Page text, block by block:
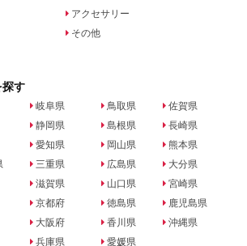
アクセサリー
その他
す
岐阜県
静岡県
愛知県
三重県
滋賀県
京都府
大阪府
兵庫県
鳥取県
島根県
岡山県
広島県
山口県
徳島県
香川県
愛媛県
佐賀県
長崎県
熊本県
大分県
宮崎県
鹿児島県
沖縄県